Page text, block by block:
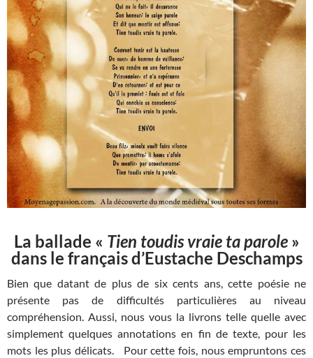
La ballade « Tien toudis vraie ta parole»
dans le français d’Eustache Deschamps
Bien que datant de plus de six cents ans, cette poésie ne
présente pas de difficultés particulières au niveau
compréhension. Aussi, nous vous la livrons telle quelle avec
simplement quelques annotations en fin de texte, pour les
mots les plus délicats. Pour cette fois, nous empruntons ces